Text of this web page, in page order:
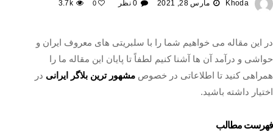
Khoda مارس 28, 2021 0 نظر 0
3.7k
در این مقاله می خواهیم شما را با سلبریتی های معروف ایران و
حواشی و درآمد آن ها آشنا کنیم لطفاً تا پایان این مقاله ما را
همراهی کنید تا اطلاعاتی در خصوص مشهور ترین بلاگر ایرانی در
اختیار داشته باشید.
فهرست مطالب